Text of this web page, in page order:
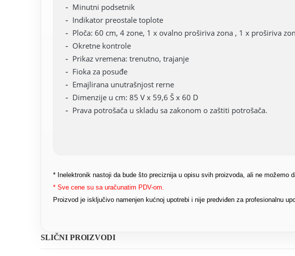
Minutni podsetnik
Indikator preostale toplote
Ploča: 60 cm, 4 zone, 1 x ovalno proširiva zona , 1 x proširiva
Okretne kontrole
Prikaz vremena: trenutno, trajanje
Fioka za posuđe
Emajlirana unutrašnjost rerne
Dimenzije u cm: 85 V x 59,6 Š x 60 D
Prava potrošača u skladu sa zakonom o zaštiti potrošača.
* Inelektronik nastoji da bude što preciznija u opisu svih proizvoda, ali ne možemo
* Sve cene su sa uračunatim PDV-om.
Proizvod je isključivo namenjen kućnoj upotrebi i nije predviđen za profesionalnu
SLIČNI PROIZVODI